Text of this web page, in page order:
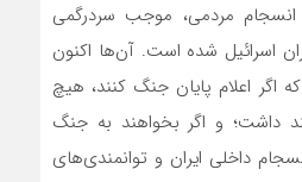
انسجام مردمی، موجب سردرگمی
اسرائیل شده است. آن‌ها اکنون
اگر اعلام پایان جنگ کنند، هیچ
داشت؛ و اگر بخواهند به جنگ
داخلی ایران و توانمندی‌های